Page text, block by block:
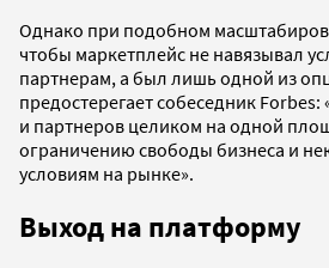
Однако при подобном
чтобы маркетплейс не навязывал
партнерам, а был лишь одной из
предостерегает собеседник
и партнеров целиком на одной
ограничению свободы бизнеса и
условиям на рынке».
Выход на платформу